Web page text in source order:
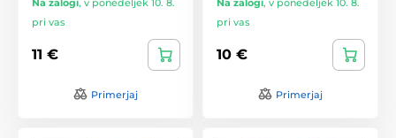
pri vas
11 €
Primerjaj
pri vas
10 €
Primerjaj